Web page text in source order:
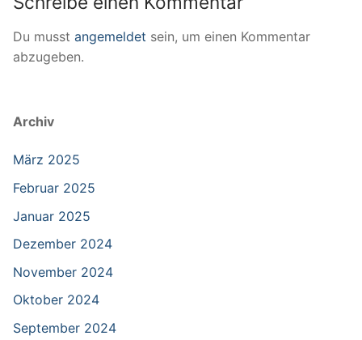
Du musst angemeldet sein, um einen Kommentar
abzugeben.
Archiv
März 2025
Februar 2025
Januar 2025
Dezember 2024
November 2024
Oktober 2024
September 2024